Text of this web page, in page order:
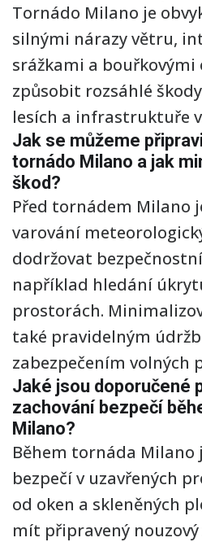
Tornádo Milano je
silnými nárazy větru,
srážkami a bouřkovými
způsobit rozsáhlé
lesích a infrastruktuře
Jak se můžeme
tornádo Milano a jak
škod?
Před tornádem Milano
varování
dodržovat
například hledání
prostorách.
také pravidelným
zabezpečením volných
Jaké jsou doporučené
zachování bezpečí
Milano?
Během tornáda Milano
bezpečí v uzavřených
od oken a skleněných
mít připravený nouzový